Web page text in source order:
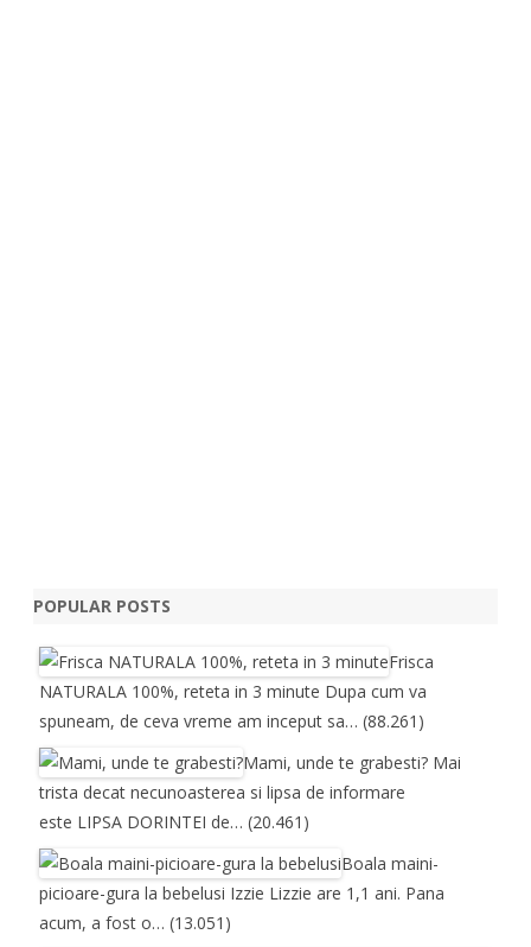
POPULAR POSTS
Frisca
NATURALA 100%, reteta in 3 minute Dupa cum va
spuneam, de ceva vreme am inceput sa… (88.261)
Mami, unde te grabesti? Mai
trista decat necunoasterea si lipsa de informare
este LIPSA DORINTEI de… (20.461)
Boala maini-
picioare-gura la bebelusi Izzie Lizzie are 1,1 ani. Pana
acum, a fost o… (13.051)